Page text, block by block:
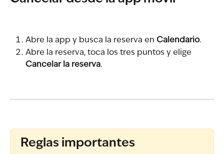
Abre la app y busca la reserva en Calendario.
Abre la reserva, toca los tres puntos y elige
Cancelar la reserva.
Reglas importantes